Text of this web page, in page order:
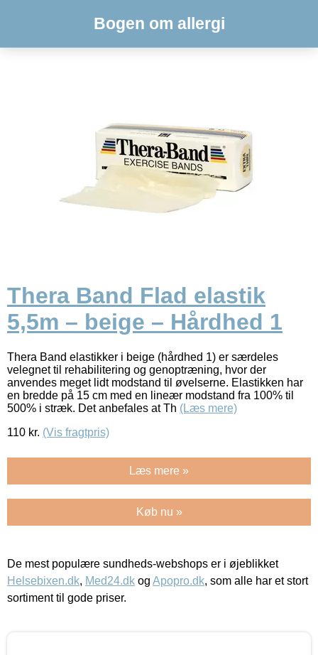
Bogen om allergi
Thera Band Flad elastik
5,5m – beige – Hårdhed 1
Thera Band elastikker i beige (hårdhed 1) er særdeles
velegnet til rehabilitering og genoptræning, hvor der
anvendes meget lidt modstand til øvelserne. Elastikken har
en bredde på 15 cm med en lineær modstand fra 100% til
500% i stræk. Det anbefales at Th (Læs mere)
110 kr. (Vis fragtpris)
Læs mere »
Køb nu »
De mest populære sundheds-webshops er i øjeblikket
Helsebixen.dk, Med24.dk og Apopro.dk, som alle har et stort
sortiment til gode priser.